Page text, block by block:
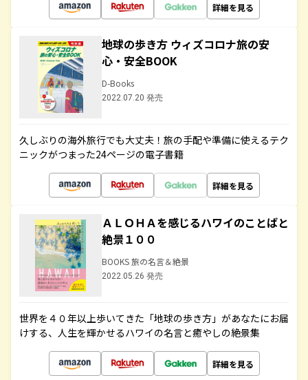
詳細を見る
地球の歩き方 ウィズコロナ旅の安
心・安全BOOK
D-Books
2022.07.20 発売
久しぶりの海外旅行でも大丈夫！旅の手配や準備に使えるテク
ニックがつまった24ページの電子書籍
詳細を見る
ＡＬＯＨＡを感じるハワイのことばと
絶景１００
BOOKS 旅の名言＆絶景
2022.05.26 発売
世界を４０年以上歩いてきた「地球の歩き方」があなたにお届
けする、人生を輝かせるハワイの名言と癒やしの絶景集
詳細を見る